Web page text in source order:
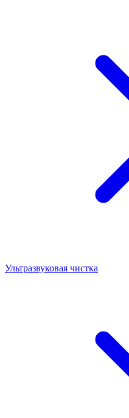
Ультразвуковая чистка